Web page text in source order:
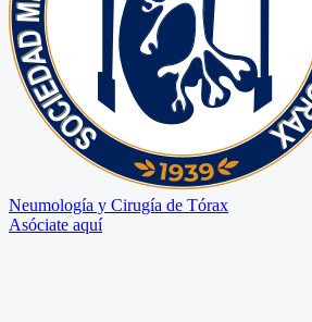
Neumología y Cirugía de Tórax
Asóciate aquí